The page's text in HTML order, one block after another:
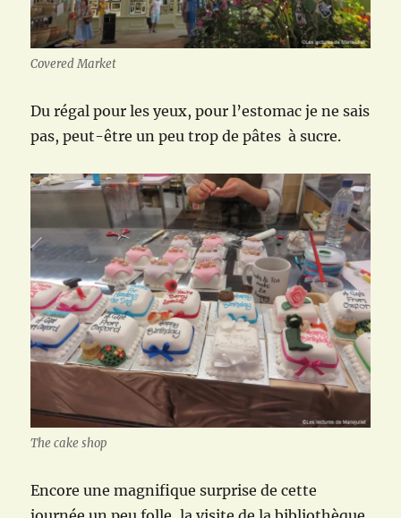
Covered Market
Du régal pour les yeux, pour l’estomac je ne sais
pas, peut-être un peu trop de pâtes à sucre.
The cake shop
Encore une magnifique surprise de cette